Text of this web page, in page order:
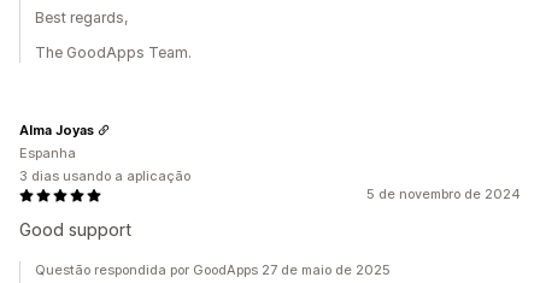
Best regards,
The GoodApps Team.
5 de novembro de 2024
Good support
Alma Joyas
Espanha
3 dias usando a aplicação
Questão respondida por GoodApps 27 de maio de 2025